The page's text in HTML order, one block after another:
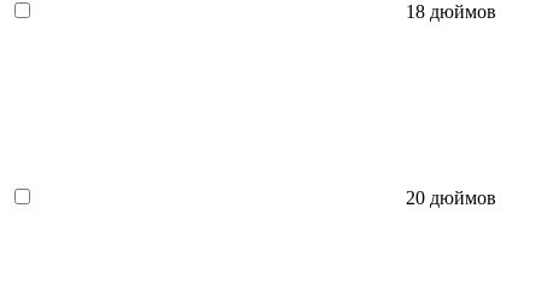
18 дюймов
20 дюймов